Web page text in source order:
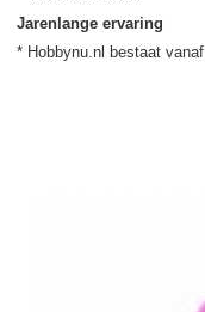
Jarenlange ervaring
* Hobbynu.nl bestaat